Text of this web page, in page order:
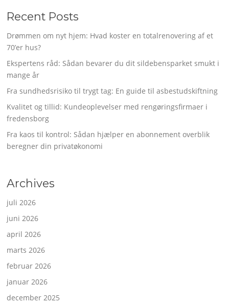
Recent Posts
Drømmen om nyt hjem: Hvad koster en totalrenovering af et
70’er hus?
Ekspertens råd: Sådan bevarer du dit sildebensparket smukt i
mange år
Fra sundhedsrisiko til trygt tag: En guide til asbestudskiftning
Kvalitet og tillid: Kundeoplevelser med rengøringsfirmaer i
fredensborg
Fra kaos til kontrol: Sådan hjælper en abonnement overblik
beregner din privatøkonomi
Archives
juli 2026
juni 2026
april 2026
marts 2026
februar 2026
januar 2026
december 2025